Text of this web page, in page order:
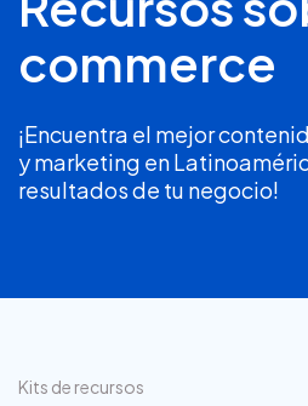
commerce
¡Encuentra el mejor
y marketing en
resultados de tu negocio!
Kits de recursos